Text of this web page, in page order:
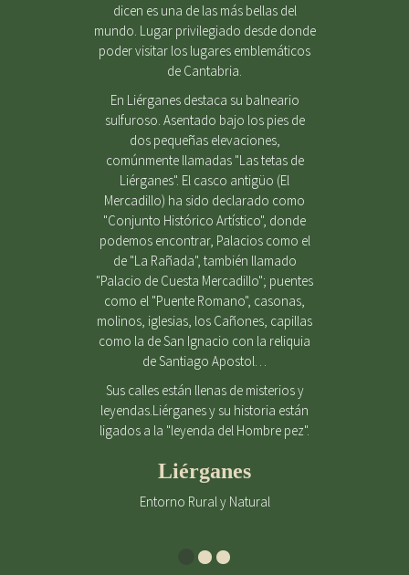
dicen es una de las más bellas del
mundo. Lugar privilegiado desde donde
poder visitar los lugares emblemáticos
de Cantabria.
En Liérganes destaca su balneario
sulfuroso. Asentado bajo los pies de
dos pequeñas elevaciones,
comúnmente llamadas "Las tetas de
Liérganes". El casco antigüo (El
Mercadillo) ha sido declarado como
"Conjunto Histórico Artístico", donde
podemos encontrar, Palacios como el
de "La Rañada", también llamado
"Palacio de Cuesta Mercadillo"; puentes
como el "Puente Romano", casonas,
molinos, iglesias, los Cañones, capillas
como la de San Ignacio con la reliquia
de Santiago Apostol…
Sus calles están llenas de misterios y
leyendas.Liérganes y su historia están
ligados a la "leyenda del Hombre pez".
Liérganes
Entorno Rural y Natural